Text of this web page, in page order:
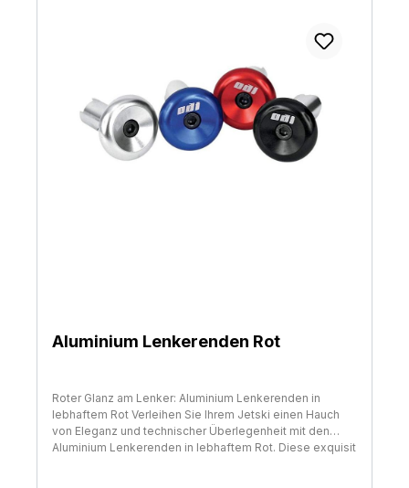
Aluminium Lenkerenden Rot
Roter Glanz am Lenker: Aluminium Lenkerenden in
lebhaftem Rot Verleihen Sie Ihrem Jetski einen Hauch
von Eleganz und technischer Überlegenheit mit den
Aluminium Lenkerenden in lebhaftem Rot. Diese exquisit